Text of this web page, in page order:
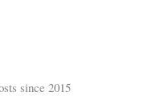
since 2015